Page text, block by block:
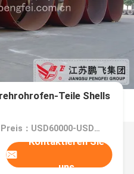
Teile Shells
Preis：USD60000-USD500000
Kontaktieren Sie
uns